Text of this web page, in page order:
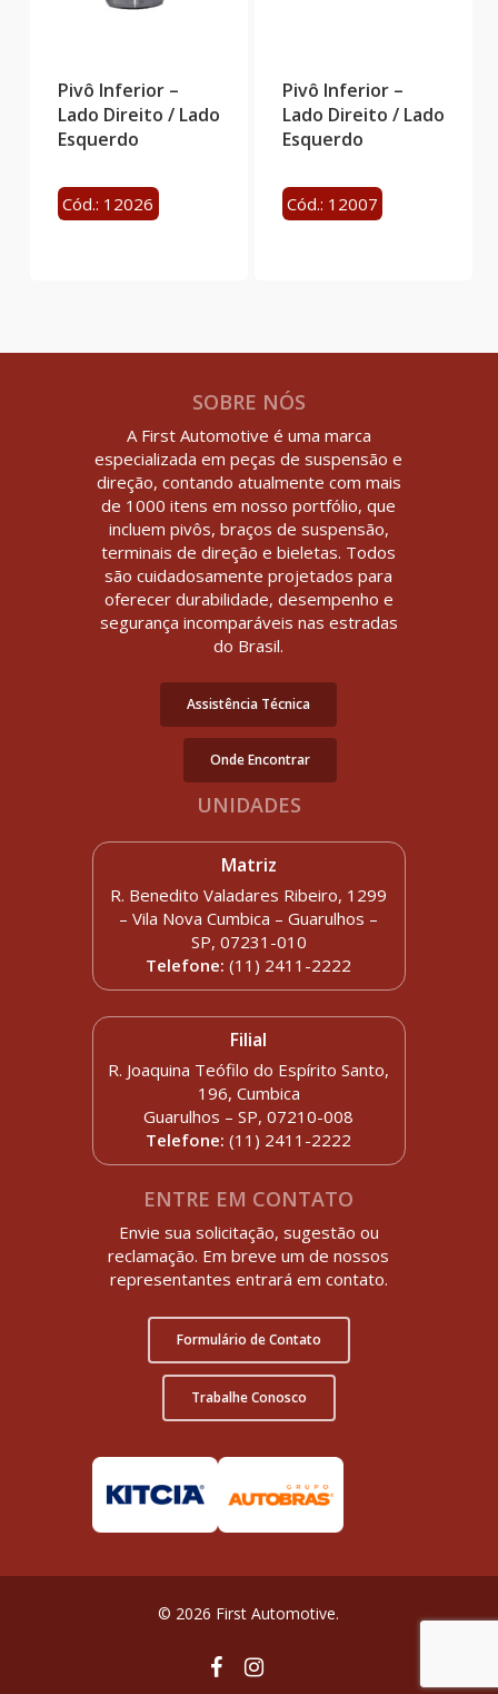
Pivô Inferior –
Lado Direito / Lado
Esquerdo
Cód.: 12026
Pivô Inferior –
Lado Direito / Lado
Esquerdo
Cód.: 12007
SOBRE NÓS
A First Automotive é uma marca
especializada em peças de suspensão e
direção, contando atualmente com mais
de 1000 itens em nosso portfólio, que
incluem pivôs, braços de suspensão,
terminais de direção e bieletas. Todos
são cuidadosamente projetados para
oferecer durabilidade, desempenho e
segurança incomparáveis nas estradas
do Brasil.
Assistência Técnica
Onde Encontrar
UNIDADES
Matriz
R. Benedito Valadares Ribeiro, 1299
– Vila Nova Cumbica – Guarulhos –
SP, 07231-010
Telefone:(11) 2411-2222
Filial
R. Joaquina Teófilo do Espírito Santo,
196, Cumbica
Guarulhos – SP, 07210-008
Telefone: (11) 2411-2222
ENTRE EM CONTATO
Envie sua solicitação, sugestão ou
reclamação. Em breve um de nossos
representantes entrará em contato.
Formulário de Contato
Trabalhe Conosco
© 2026 First Automotive.
facebookinstagram